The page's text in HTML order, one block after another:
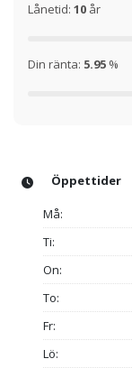
Lånetid: 10 år
Din ränta: 5.95 %
Öppettider
Må:
Ti:
On:
To:
Fr:
Lö: